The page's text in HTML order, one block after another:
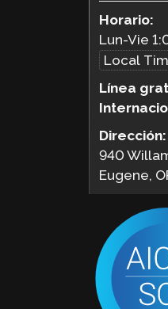
Horario:
Lun-Vie
Línea
Dirección:
940
Eugene,